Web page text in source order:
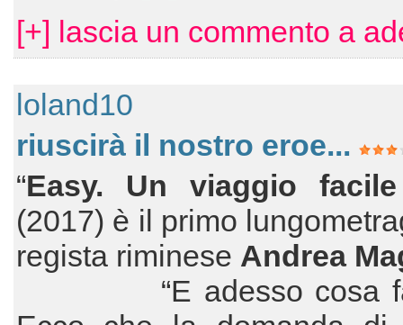
[+] lascia un commento a
loland10
riuscirà il nostro eroe...
“Easy. Un viaggio
(2017) è il primo
regista riminese Andrea
“E adesso cosa